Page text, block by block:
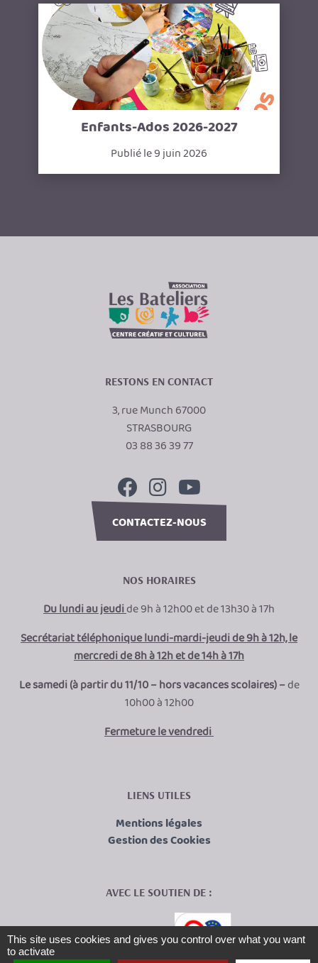
Enfants-Ados 2026-2027
Publié le 9 juin 2026
RESTONS EN CONTACT
3, rue Munch 67000
STRASBOURG
03 88 36 39 77
CONTACTEZ-NOUS
NOS HORAIRES
Du lundi au jeudide 9h à 12h00 et de 13h30 à 17h
Secrétariat téléphonique lundi-mardi-jeudi de 9h à 12h, le
mercredi de 8h à 12h et de 14h à 17h
Le samedi (à partir du 11/10 – hors vacances scolaires) –de
10h00 à 12h00
Fermeture le vendredi
LIENS UTILES
Mentions légales
Gestion des Cookies
AVEC LE SOUTIEN DE :
This site uses cookies and gives you control over what you want
to activate